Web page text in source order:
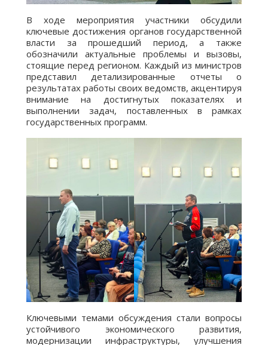
В ходе мероприятия участники обсудили
ключевые достижения органов государственной
власти за прошедший период, а также
обозначили актуальные проблемы и вызовы,
стоящие перед регионом. Каждый из министров
представил детализированные отчеты о
результатах работы своих ведомств, акцентируя
внимание на достигнутых показателях и
выполнении задач, поставленных в рамках
государственных программ.
Ключевыми темами обсуждения стали вопросы
устойчивого экономического развития,
модернизации инфраструктуры, улучшения